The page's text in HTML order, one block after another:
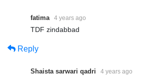
fatima 4 years ago
TDF zindabbad
Reply
Shaista sarwari qadri 4 years ago